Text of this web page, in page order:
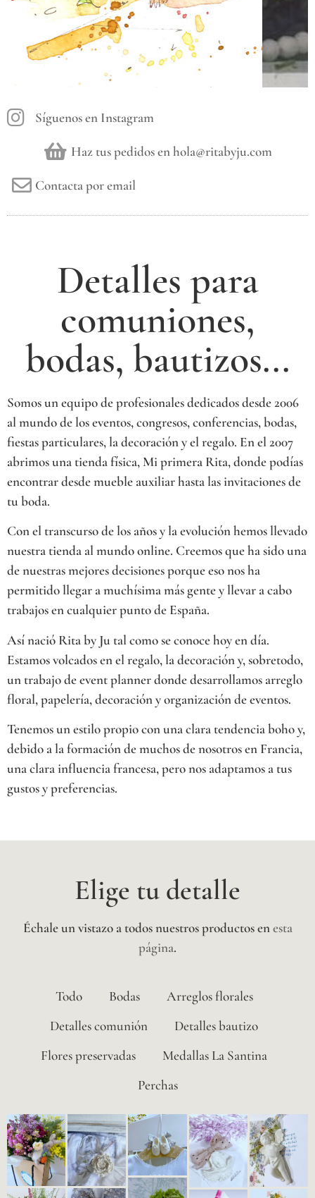
Deco
Events
Quiero
ver
más
Síguenos en Instagram
Haz tus pedidos en hola@ritabyju.com
Contacta por email
Detalles para
comuniones,
bodas, bautizos...
Somos un equipo de profesionales dedicados desde 2006
al mundo de los eventos, congresos, conferencias, bodas,
fiestas particulares, la decoración y el regalo. En el 2007
abrimos una tienda física, Mi primera Rita, donde podías
encontrar desde mueble auxiliar hasta las invitaciones de
tu boda.
Con el transcurso de los años y la evolución hemos llevado
nuestra tienda al mundo online. Creemos que ha sido una
de nuestras mejores decisiones porque eso nos ha
permitido llegar a muchísima más gente y llevar a cabo
trabajos en cualquier punto de España.
Así nació Rita by Ju tal como se conoce hoy en día.
Estamos volcados en el regalo, la decoración y, sobretodo,
un trabajo de event planner donde desarrollamos arreglo
floral, papelería, decoración y organización de eventos.
Tenemos un estilo propio con una clara tendencia boho y,
debido a la formación de muchos de nosotros en Francia,
una clara influencia francesa, pero nos adaptamos a tus
gustos y preferencias.
Elige tu detalle
Échale un vistazo a todos nuestros productos enesta
página.
Todo Bodas
Arreglos florales
Detalles comunión
Detalles bautizo
Flores preservadas
Medallas La Santina
Perchas